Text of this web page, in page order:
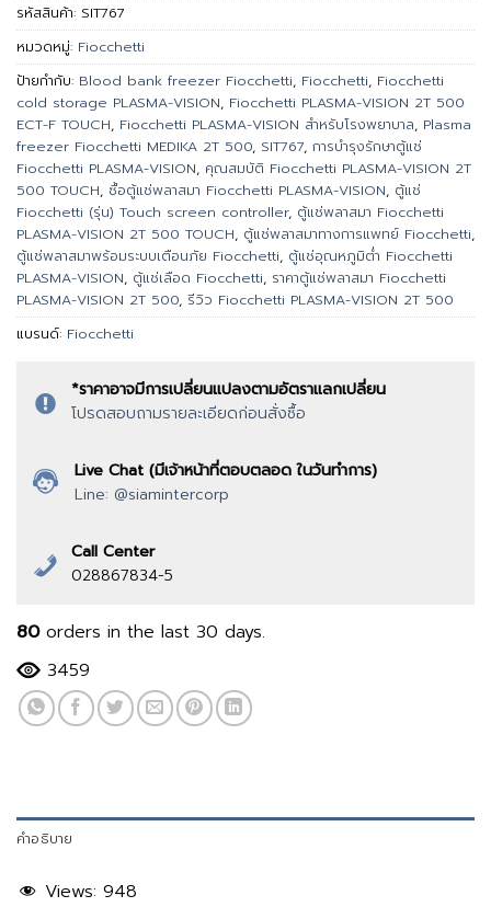
รหัสสินค้า: SIT767
หมวดหมู่: Fiocchetti
ป้ายกำกับ: Blood bank freezer Fiocchetti, Fiocchetti, Fiocchetti
cold storage PLASMA-VISION, Fiocchetti PLASMA-VISION 2T 500
ECT-F TOUCH, Fiocchetti PLASMA-VISION สำหรับโรงพยาบาล, Plasma
freezer Fiocchetti MEDIKA 2T 500, SIT767, การบำรุงรักษาตู้แช่
Fiocchetti PLASMA-VISION, คุณสมบัติ Fiocchetti PLASMA-VISION 2T
500 TOUCH, ซื้อตู้แช่พลาสมา Fiocchetti PLASMA-VISION, ตู้แช่
Fiocchetti (รุ่น) Touch screen controller, ตู้แช่พลาสมา Fiocchetti
PLASMA-VISION 2T 500 TOUCH, ตู้แช่พลาสมาทางการแพทย์ Fiocchetti,
ตู้แช่พลาสมาพร้อมระบบเตือนภัย Fiocchetti, ตู้แช่อุณหภูมิต่ำ Fiocchetti
PLASMA-VISION, ตู้แช่เลือด Fiocchetti, ราคาตู้แช่พลาสมา Fiocchetti
PLASMA-VISION 2T 500, รีวิว Fiocchetti PLASMA-VISION 2T 500
แบรนด์: Fiocchetti
*ราคาอาจมีการเปลี่ยนแปลงตามอัตราแลกเปลี่ยน
โปรดสอบถามรายละเอียดก่อนสั่งซื้อ
Live Chat (มีเจ้าหน้าที่ตอบตลอด ในวันทำการ)
Line: @siamintercorp
Call Center
028867834-5
80orders in the last 30 days.
3459
คำอธิบาย
Views: 948